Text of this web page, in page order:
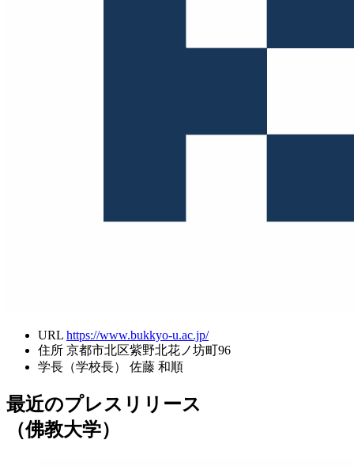
URL https://www.bukkyo-u.ac.jp/
住所 京都市北区紫野北花ノ坊町96
学長（学校長）
佐藤 和順
最近のプレスリリース
（佛教大学）